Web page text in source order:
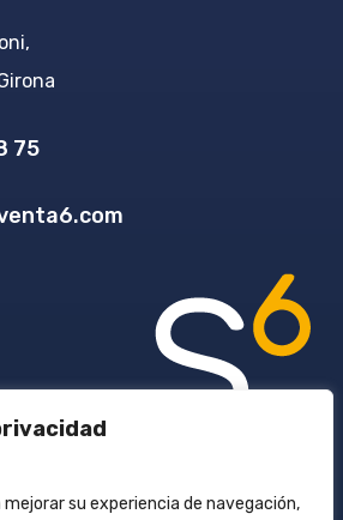
su experiencia de navegación,
75